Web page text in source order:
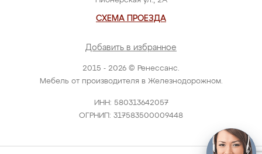
2015 - 2026 © Ренессанс.
Мебель от производителя в Железнодорожном.
ИНН: 580313642057
ОГРНИП: 317583500009448
СХЕМА ПРОЕЗДА
Добавить в избранное